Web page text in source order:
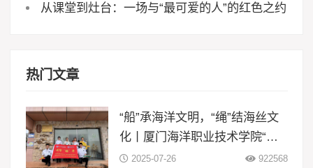
从课堂到灶台：一场与“最可爱的人”的红色之约
热门文章
“船”承海洋文明，“绳”结海丝文
化丨厦门海洋职业技术学院“闽
智‘船’奇”实践队赴浙江等地开展
2025-07-26 922568